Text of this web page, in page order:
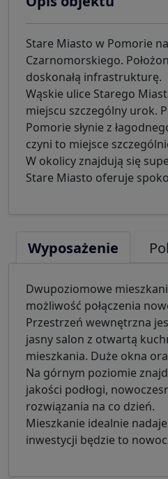
Stare Miasto w Pomorie
Czarnomorskiego.
doskonałą infrastrukturę.
Wąskie ulice Starego
miejscu szczególny urok.
Pomorie słynie z
czyni to miejsce
W okolicy znajdują się
Stare Miasto oferuje
Wyposażenie
Dwupoziomowe
możliwość połączenia
Przestrzeń wewnętrzna
jasny salon z otwartą
mieszkania. Duże okna
Na górnym poziomie
jakości podłogi,
rozwiązania na co dzień.
Mieszkanie idealnie
inwestycji będzie to